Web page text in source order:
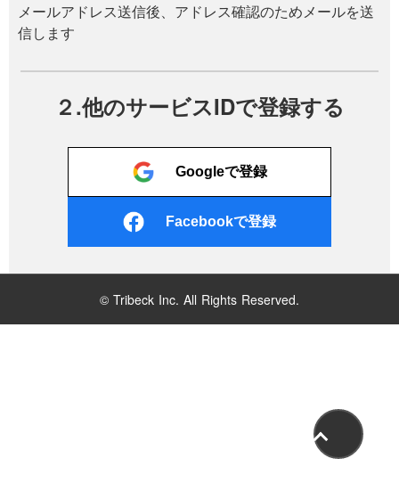
メールアドレス送信後、アドレス確認のためメールを送
信します
２.他のサービスIDで登録する
Googleで登録
Facebookで登録
© Tribeck Inc. All Rights Reserved.